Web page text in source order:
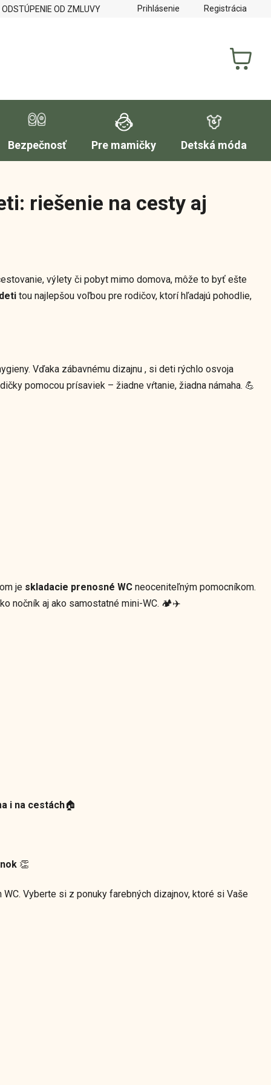
OD ZMLUVY REKLAMAČNÝ PORIADOK
Prihlásenie Registrácia
KOŠÍK
Bezpečnosť Pre mamičky Detská móda
riešenie na cesty aj
výlety či pobyt mimo domova, môže to byť ešte
tou najlepšou voľbou pre rodičov, ktorí hľadajú pohodlie,
Vďaka zábavnému dizajnu , si deti rýchlo osvoja
pomocou prísaviek – žiadne vŕtanie, žiadna námaha. 💪
je skladacie prenosné WC neoceniteľným pomocníkom.
nočník aj ako samostatné mini-WC. 🏕️✈️
i na cestách🏠
👏
Vyberte si z ponuky farebných dizajnov, ktoré si Vaše